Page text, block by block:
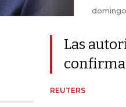
Las
REUTERS